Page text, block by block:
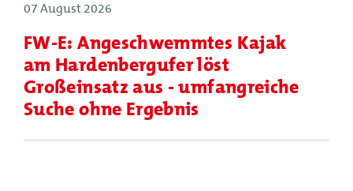
07 August 2026
FW-E: Angeschwemmtes Kajak
am Hardenbergufer löst
Großeinsatz aus - umfangreiche
Suche ohne Ergebnis